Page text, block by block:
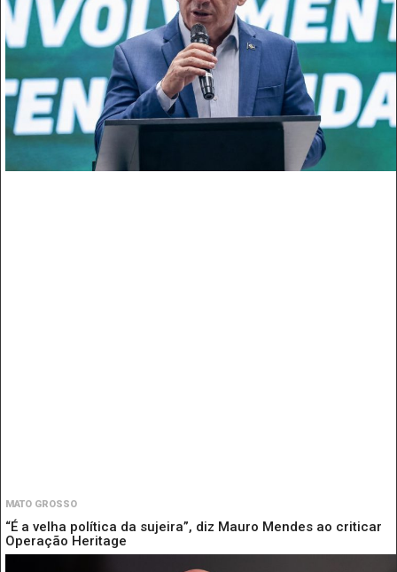
MATO GROSSO
“É a velha política da sujeira”, diz Mauro Mendes ao criticar
Operação Heritage